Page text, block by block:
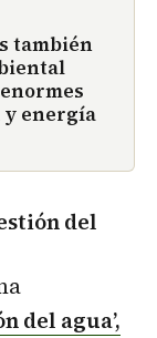
también
y energía
del
del agua’,